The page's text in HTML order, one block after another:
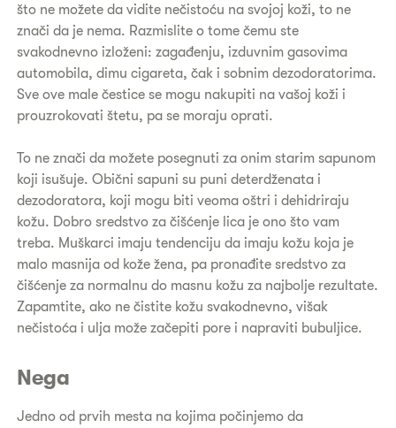
što ne možete da vidite nečistoću na svojoj koži, to ne
znači da je nema. Razmislite o tome čemu ste
svakodnevno izloženi: zagađenju, izduvnim gasovima
automobila, dimu cigareta, čak i sobnim dezodoratorima.
Sve ove male čestice se mogu nakupiti na vašoj koži i
prouzrokovati štetu, pa se moraju oprati.
To ne znači da možete posegnuti za onim starim sapunom
koji isušuje. Obični sapuni su puni deterdženata i
dezodoratora, koji mogu biti veoma oštri i dehidriraju
kožu. Dobro sredstvo za čišćenje lica je ono što vam
treba. Muškarci imaju tendenciju da imaju kožu koja je
malo masnija od kože žena, pa pronađite sredstvo za
čišćenje za normalnu do masnu kožu za najbolje rezultate.
Zapamtite, ako ne čistite kožu svakodnevno, višak
nečistoća i ulja može začepiti pore i napraviti bubuljice.
Nega
Jedno od prvih mesta na kojima počinjemo da